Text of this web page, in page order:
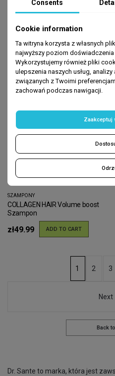
PRE AGE Ceramid + Prebiotyk
Tonik barierowy Dr.Sante 200 ml
zł11.99 ADD TO CART
SZAMPONY
COLLAGEN HAIR Volume boost
Szampon
zł49.99 ADD TO CART
1 2 3
Next
Back
Dr. Sante to marka, która jest
Consents
Cookie information
Ta witryna korzysta z własnych
najwyższy poziom doświadczenia
Wykorzystujemy również pliki
ulepszenia naszych usług,
związanych z Twoimi
zachowań podczas nawigacji.
Zaakceptuj